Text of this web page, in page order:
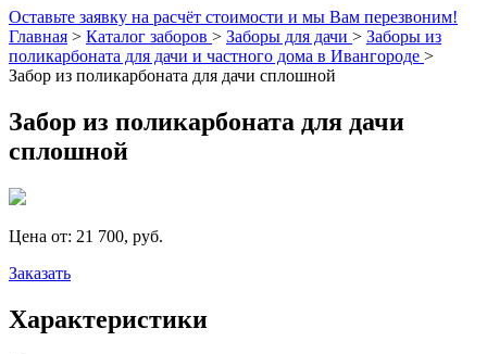
Оставьте заявку на расчёт стоимости и мы Вам перезвоним!
Главная > Каталог заборов > Заборы для дачи > Заборы из
поликарбоната для дачи и частного дома в Ивангороде >
Забор из поликарбоната для дачи сплошной
Забор из поликарбоната для дачи
сплошной
Цена от: 21 700, руб.
Заказать
Характеристики